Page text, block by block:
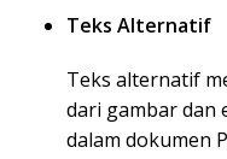
Teks Alternatif
Teks alternatif
dari gambar dan
dalam dokumen